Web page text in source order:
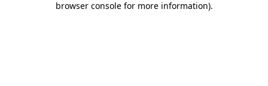
browser console for more information).